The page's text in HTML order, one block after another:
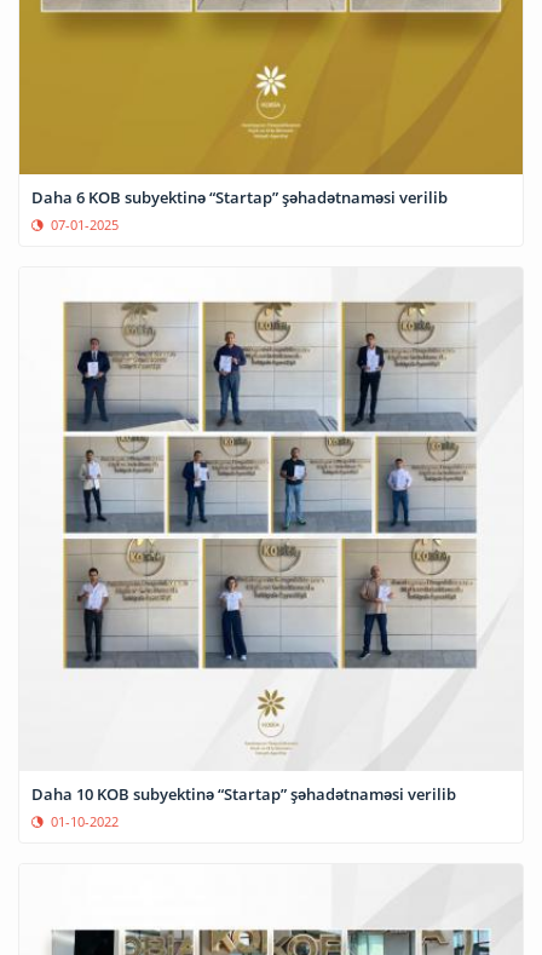
Daha 6 KOB subyektinə “Startap” şəhadətnaməsi verilib
07-01-2025
Daha 10 KOB subyektinə “Startap” şəhadətnaməsi verilib
01-10-2022